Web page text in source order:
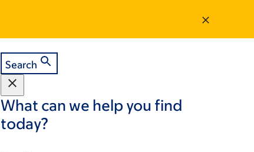
Search
What can we help you find
today?